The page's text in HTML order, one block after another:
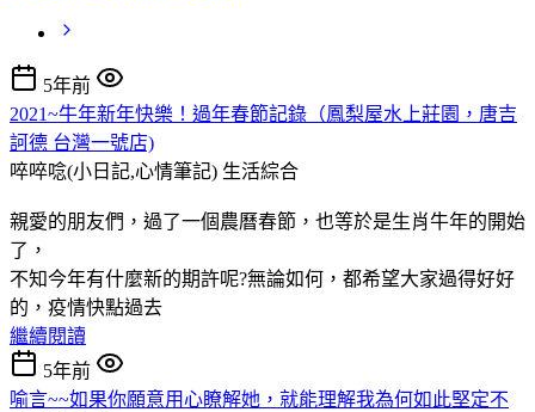
5年前
2021~牛年新年快樂！過年春節記錄（鳳梨屋水上莊園，唐吉
訶德 台灣一號店)
啐啐唸(小日記,心情筆記) 生活綜合
親愛的朋友們，過了一個農曆春節，也等於是生肖牛年的開始
了，
不知今年有什麼新的期許呢?無論如何，都希望大家過得好好
的，疫情快點過去
繼續閱讀
5年前
喻言~~如果你願意用心瞭解她，就能理解我為何如此堅定不